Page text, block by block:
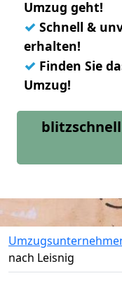
Umzug geht!
✓ Schnell &
erhalten!
✓ Finden Sie
Umzug!
nach Leisnig